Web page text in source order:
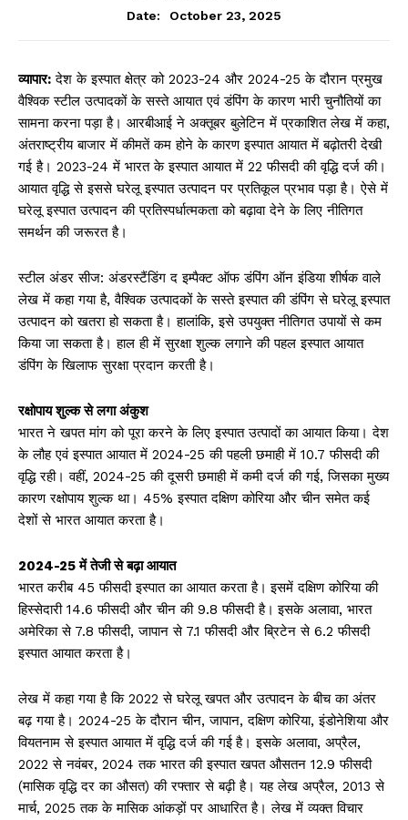
Date:
October 23, 2025
व्यापार: देश के इस्पात क्षेत्र को 2023-24 और 2024-25 के दौरान प्रमुख
वैश्विक स्टील उत्पादकों के सस्ते आयात एवं डंपिंग के कारण भारी चुनौतियों का
सामना करना पड़ा है। आरबीआई ने अक्तूबर बुलेटिन में प्रकाशित लेख में कहा,
अंतराष्ट्रीय बाजार में कीमतें कम होने के कारण इस्पात आयात में बढ़ोतरी देखी
गई है। 2023-24 में भारत के इस्पात आयात में 22 फीसदी की वृद्धि दर्ज की।
आयात वृद्धि से इससे घरेलू इस्पात उत्पादन पर प्रतिकूल प्रभाव पड़ा है। ऐसे में
घरेलू इस्पात उत्पादन की प्रतिस्पर्धात्मकता को बढ़ावा देने के लिए नीतिगत
समर्थन की जरूरत है।
स्टील अंडर सीज: अंडरस्टैंडिंग द इम्पैक्ट ऑफ डंपिंग ऑन इंडिया शीर्षक वाले
लेख में कहा गया है, वैश्विक उत्पादकों के सस्ते इस्पात की डंपिंग से घरेलू इस्पात
उत्पादन को खतरा हो सकता है। हालांकि, इसे उपयुक्त नीतिगत उपायों से कम
किया जा सकता है। हाल ही में सुरक्षा शुल्क लगाने की पहल इस्पात आयात
डंपिंग के खिलाफ सुरक्षा प्रदान करती है।
रक्षोपाय शुल्क से लगा अंकुश
भारत ने खपत मांग को पूरा करने के लिए इस्पात उत्पादों का आयात किया। देश
के लौह एवं इस्पात आयात में 2024-25 की पहली छमाही में 10.7 फीसदी की
वृद्धि रही। वहीं, 2024-25 की दूसरी छमाही में कमी दर्ज की गई, जिसका मुख्य
कारण रक्षोपाय शुल्क था। 45% इस्पात दक्षिण कोरिया और चीन समेत कई
देशों से भारत आयात करता है।
2024-25 में तेजी से बढ़ा आयात
भारत करीब 45 फीसदी इस्पात का आयात करता है। इसमें दक्षिण कोरिया की
हिस्सेदारी 14.6 फीसदी और चीन की 9.8 फीसदी है। इसके अलावा, भारत
अमेरिका से 7.8 फीसदी, जापान से 7.1 फीसदी और ब्रिटेन से 6.2 फीसदी
इस्पात आयात करता है।
लेख में कहा गया है कि 2022 से घरेलू खपत और उत्पादन के बीच का अंतर
बढ़ गया है। 2024-25 के दौरान चीन, जापान, दक्षिण कोरिया, इंडोनेशिया और
वियतनाम से इस्पात आयात में वृद्धि दर्ज की गई है। इसके अलावा, अप्रैल,
2022 से नवंबर, 2024 तक भारत की इस्पात खपत औसतन 12.9 फीसदी
(मासिक वृद्धि दर का औसत) की रफ्तार से बढ़ी है। यह लेख अप्रैल, 2013 से
मार्च, 2025 तक के मासिक आंकड़ों पर आधारित है। लेख में व्यक्त विचार